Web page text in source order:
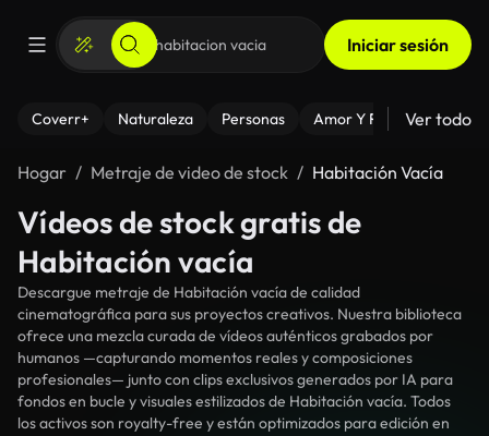
Iniciar sesión
Coverr+ Naturaleza Personas Amor Y Relaciones
Ver todo
Hogar Metraje de video de stock Habitación Vacía
Vídeos de stock gratis de
Habitación vacía
Descargue metraje de Habitación vacía de calidad
cinematográfica para sus proyectos creativos. Nuestra biblioteca
ofrece una mezcla curada de vídeos auténticos grabados por
humanos —capturando momentos reales y composiciones
profesionales— junto con clips exclusivos generados por IA para
fondos en bucle y visuales estilizados de Habitación vacía. Todos
los activos son royalty-free y están optimizados para edición en